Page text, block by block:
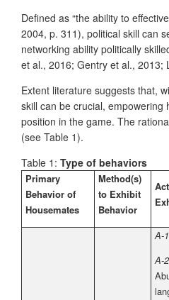
Defined as “the ability to
2004, p. 311), political skill can
networking ability politically
et al., 2016; Gentry et al., 2013;
Extent literature suggests that,
skill can be crucial,
position in the game. The
(see Table 1).
Table 1: Type of behaviors
Primary
Behavior of
Housemates
Method(s)
to Exhibit
Behavior
A-
A-